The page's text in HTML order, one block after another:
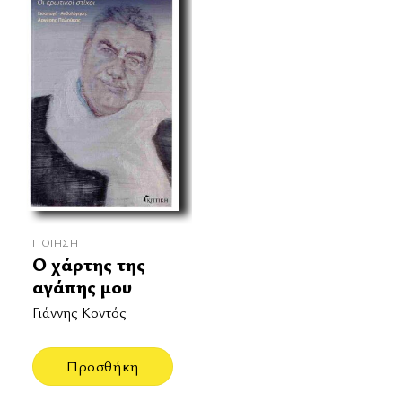
ΠΟΊΗΣΗ
Ο χάρτης της
αγάπης μου
Γιάννης Κοντός
Προσθήκη